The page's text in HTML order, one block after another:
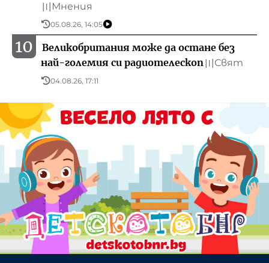
〣 Мнения
05.08.26, 14:05
10
Великобритания може да остане без
най-големия си радиотелескоп 〣 Свят
04.08.26, 17:11